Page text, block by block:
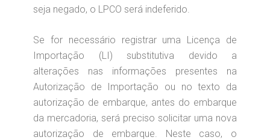
seja negado, o LPCO será indeferido.
Se for necessário registrar uma Licença de
Importação (LI) substitutiva devido a
alterações nas informações presentes na
Autorização de Importação ou no texto da
autorização de embarque, antes do embarque
da mercadoria, será preciso solicitar uma nova
autorização de embarque. Neste caso, o